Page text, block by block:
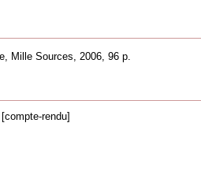
Mille Sources, 2006, 96 p.
rendu]